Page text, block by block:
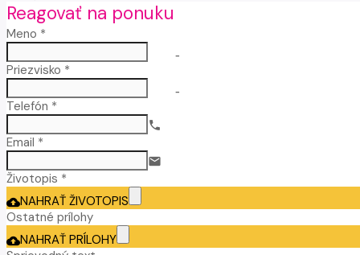
Reagovať na ponuku
Meno *
no-icon
Priezvisko *
no-icon
Telefón *
call
Email *
email
Životopis *
cloud_uploadNAHRAŤ ŽIVOTOPIS
Ostatné prílohy
cloud_uploadNAHRAŤ PRÍLOHY